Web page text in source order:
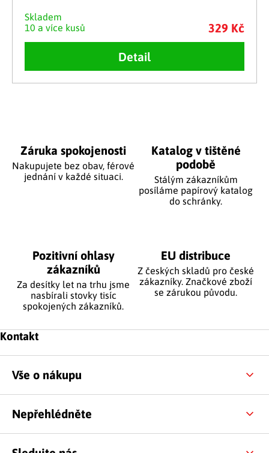
Skladem
10 a více kusů
329 Kč
Detail
Záruka spokojenosti
Nakupujete bez obav, férové
jednání v každé situaci.
Katalog v tištěné
podobě
Stálým zákazníkům
posíláme papírový katalog
do schránky.
Pozitivní ohlasy
zákazníků
Za desítky let na trhu jsme
nasbírali stovky tisíc
spokojených zákazníků.
EU distribuce
Z českých skladů pro české
zákazníky. Značkové zboží
se zárukou původu.
Zápatí
Kontakt
Vše o nákupu
Nepřehlédněte